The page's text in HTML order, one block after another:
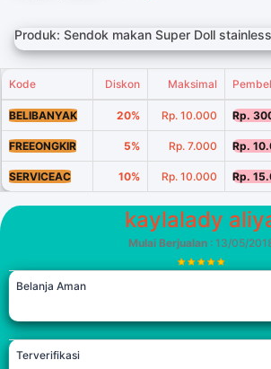
Produk: Sendok makan Super Doll
Kode Diskon Maksimal
BELIBANYAK 20% Rp. 10.000 Rp.
FREEONGKIR 5% Rp. 7.000 Rp.
SERVICEAC 10% Rp. 10.000 Rp.
kaylalady
Mulai Berjualan: 13/05/
Belanja Aman
Terverifikasi